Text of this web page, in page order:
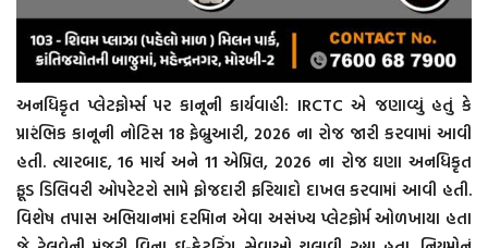
અનધિકૃત પ્લેટફોર્મ્સ પર કાનૂની કાર્યવાહી: IRCTC એ જણાવ્યું હતું કે
પ્રારંભિક કાનૂની નોટિસ 18 ફેબ્રુઆરી, 2026 ના રોજ જારી કરવામાં આવી
હતી. ત્યારબાદ, 16 માર્ચ અને 11 એપ્રિલ, 2026 ના રોજ ઘણા અનધિકૃત
ફૂડ ડિલિવરી ઓપરેટરો સામે ફોજદારી ફરિયાદો દાખલ કરવામાં આવી હતી.
વિશેષ તપાસ અભિયાનમાં દરમિાન એવા અસંખ્ય પ્લેટફોર્મ ઓળખાયા હતા